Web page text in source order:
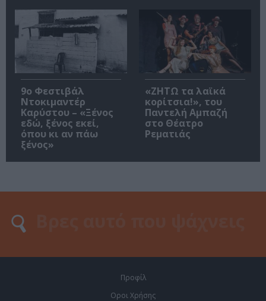
9ο Φεστιβάλ
Ντοκιμαντέρ
Καρύστου – «Ξένος
εδώ, ξένος εκεί,
όπου κι αν πάω
ξένος»
«ΖΗΤΩ τα λαϊκά
κορίτσια!», του
Παντελή Αμπαζή
στο Θέατρο
Ρεματιάς
Προφίλ
Οροι Χρήσης